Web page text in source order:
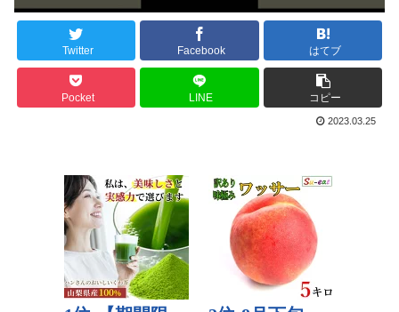
Twitter Facebook はてブ
Pocket LINE コピー
2023.03.25